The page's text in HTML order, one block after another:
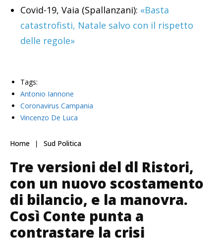
Covid-19, Vaia (Spallanzani): «Basta
catastrofisti, Natale salvo con il rispetto
delle regole»
Tags:
Antonio Iannone
Coronavirus Campania
Vincenzo De Luca
Home Sud Politica
Tre versioni del dl Ristori,
con un nuovo scostamento
di bilancio, e la manovra.
Così Conte punta a
contrastare la crisi